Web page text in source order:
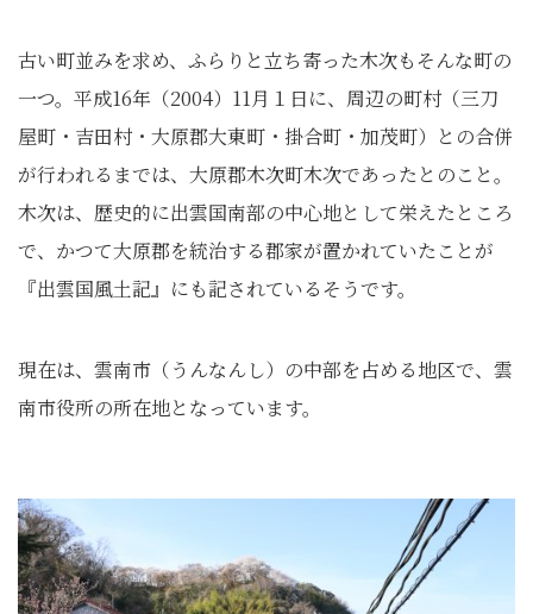
古い町並みを求め、ふらりと立ち寄った木次もそんな町の
一つ。平成16年（2004）11月１日に、周辺の町村（三刀
屋町・吉田村・大原郡大東町・掛合町・加茂町）との合併
が行われるまでは、大原郡木次町木次であったとのこと。
木次は、歴史的に出雲国南部の中心地として栄えたところ
で、かつて大原郡を統治する郡家が置かれていたことが
『出雲国風土記』にも記されているそうです。
現在は、雲南市（うんなんし）の中部を占める地区で、雲
南市役所の所在地となっています。